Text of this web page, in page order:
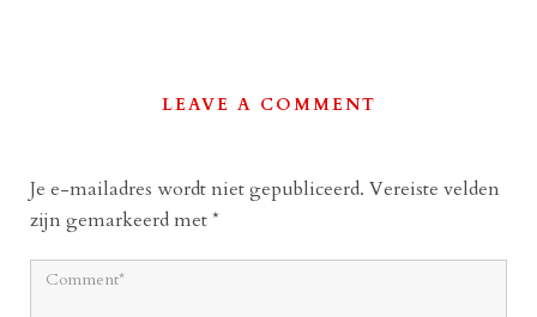
LEAVE A COMMENT
Je e-mailadres wordt niet gepubliceerd. Vereiste velden
zijn gemarkeerd met*